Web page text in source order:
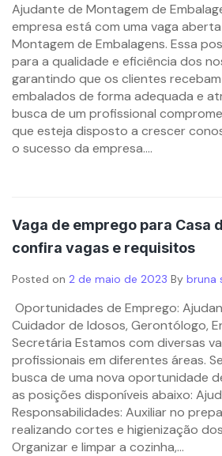
Ajudante de Montagem de
empresa está com uma vaga
Montagem de Embalagens. Essa
para a qualidade e eficiência dos
garantindo que os clientes
embalados de forma adequada e
busca de um profissional
que esteja disposto a crescer
o sucesso da empresa....
Vaga de emprego para Casa
confira vagas e requisitos
Posted on 2 de maio de 2023 By bruna
Oportunidades de Emprego:
Cuidador de Idosos, Gerontólogo,
Secretária Estamos com diversas
profissionais em diferentes áreas.
busca de uma nova oportunidade
as posições disponíveis abaixo:
Responsabilidades: Auxiliar no
realizando cortes e higienização
Organizar e limpar a cozinha,...